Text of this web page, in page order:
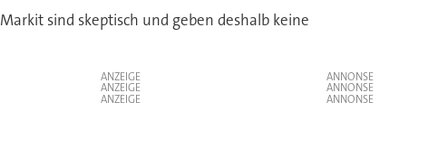
sind skeptisch und geben deshalb keine
ANZEIGE
ANZEIGE
ANZEIGE